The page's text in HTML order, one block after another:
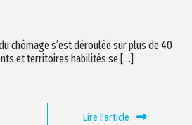
chômage s’est déroulée sur plus de 40
et territoires habilités se […]
Lire l'article